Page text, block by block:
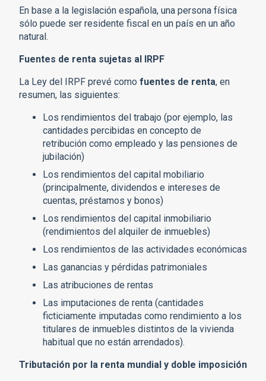
En base a la legislación española, una persona física
sólo puede ser residente fiscal en un país en un año
natural.
Fuentes de renta sujetas al IRPF
La Ley del IRPF prevé como fuentes de renta, en
resumen, las siguientes:
Los rendimientos del trabajo (por ejemplo, las
cantidades percibidas en concepto de
retribución como empleado y las pensiones de
jubilación)
Los rendimientos del capital mobiliario
(principalmente, dividendos e intereses de
cuentas, préstamos y bonos)
Los rendimientos del capital inmobiliario
(rendimientos del alquiler de inmuebles)
Los rendimientos de las actividades económicas
Las ganancias y pérdidas patrimoniales
Las atribuciones de rentas
Las imputaciones de renta (cantidades
ficticiamente imputadas como rendimiento a los
titulares de inmuebles distintos de la vivienda
habitual que no están arrendados).
Tributación por la renta mundial y doble imposición